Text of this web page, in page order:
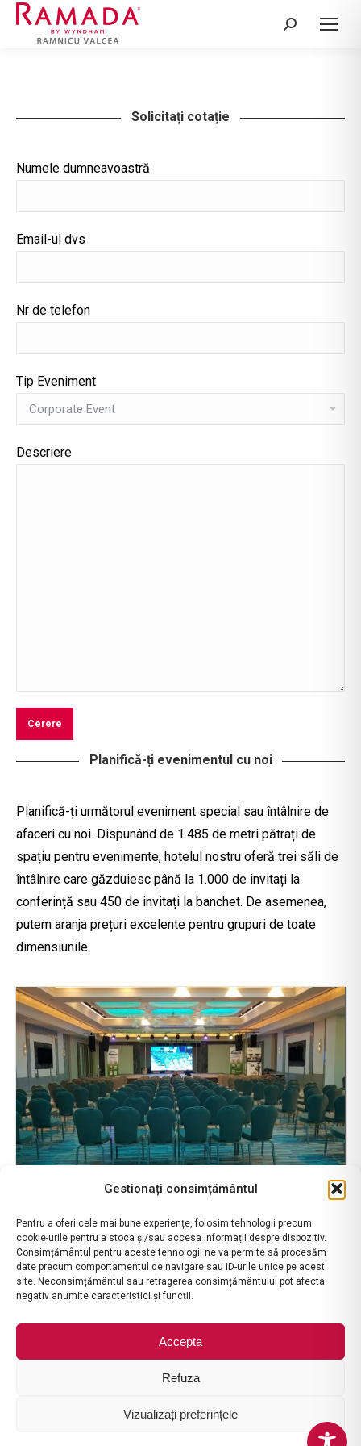
Gestionați consimțământul
Pentru a oferi cele mai bune experiențe, folosim tehnologii precum
cookie-urile pentru a stoca și/sau accesa informații despre dispozitiv.
Consimțământul pentru aceste tehnologii ne va permite să procesăm
date precum comportamentul de navigare sau ID-urile unice pe acest
site. Neconsimțământul sau retragerea consimțământului pot afecta
negativ anumite caracteristici și funcții.
Accepta
Refuza
Vizualizați preferințele
Search:
Solicitați cotație
Numele dumneavoastră
Email-ul dvs
Nr de telefon
Tip Eveniment
Descriere
Planifică-ți evenimentul cu noi
Planifică-ți următorul eveniment special sau întâlnire de
afaceri cu noi. Dispunând de 1.485 de metri pătrați de
spațiu pentru evenimente, hotelul nostru oferă trei săli de
întâlnire care găzduiesc până la 1.000 de invitați la
conferință sau 450 de invitați la banchet. De asemenea,
putem aranja prețuri excelente pentru grupuri de toate
dimensiunile.
contact@ramadavalcea.ro|ANPC
de Anulare